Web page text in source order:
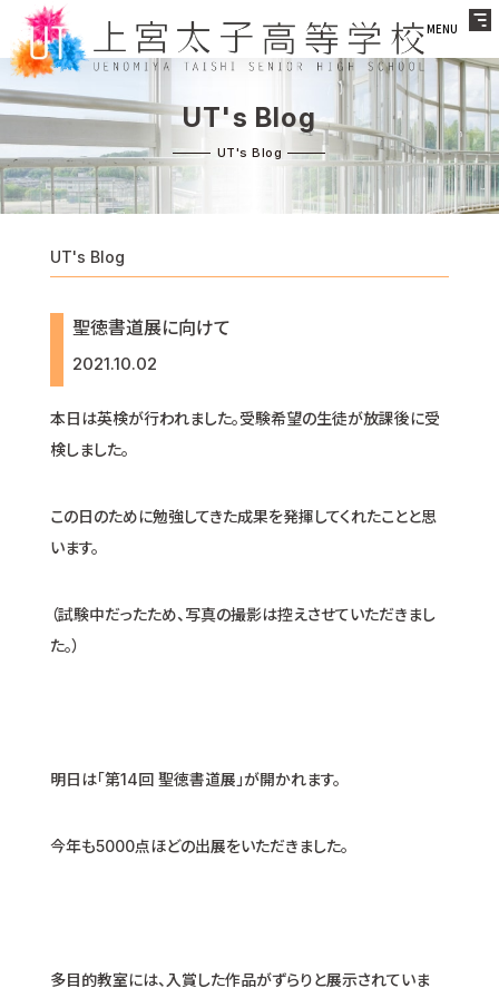
MENU
UT's Blog
UT's Blog
聖徳書道展に向けて
2021.10.02
本日は英検が行われました。受験希望の生徒が放課後に受
検しました。
この日のために勉強してきた成果を発揮してくれたことと思
います。
（試験中だったため、写真の撮影は控えさせていただきまし
た。）
明日は「第14回 聖徳書道展」が開かれます。
今年も5000点ほどの出展をいただきました。
多目的教室には、入賞した作品がずらりと展示されていま